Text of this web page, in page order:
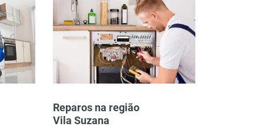
Reparos na região
Vila Suzana